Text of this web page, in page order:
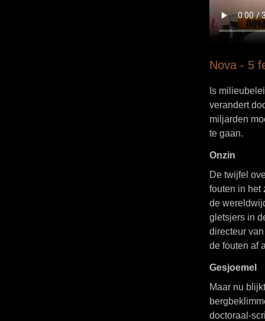
Nova - 5
Is
verandert
miljarden
te gaan.
Onzin
De twijfel
fouten in het
de
gletsjers in
directeur
de fouten af
Gesjoemel
Maar nu
doctoraal-